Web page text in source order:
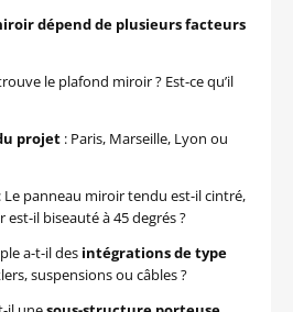
dépend de plusieurs facteurs
le plafond miroir ? Est-ce qu’il
projet : Paris, Marseille, Lyon ou
: Le panneau miroir tendu est-il cintré,
il biseauté à 45 degrés ?
a-t-il des intégrations de type
suspensions ou câbles ?